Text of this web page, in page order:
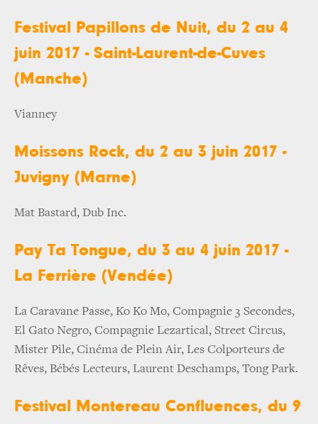
Festival Papillons de Nuit, du 2 au 4
juin 2017 - Saint-Laurent-de-Cuves
(Manche)
Vianney
Moissons Rock, du 2 au 3 juin 2017 -
Juvigny (Marne)
Mat Bastard, Dub Inc.
Pay Ta Tongue, du 3 au 4 juin 2017 -
La Ferrière (Vendée)
La Caravane Passe, Ko Ko Mo, Compagnie 3 Secondes,
El Gato Negro, Compagnie Lezartical, Street Circus,
Mister Pile, Cinéma de Plein Air, Les Colporteurs de
Rêves, Bébés Lecteurs, Laurent Deschamps, Tong Park.
Festival Montereau Confluences, du 9